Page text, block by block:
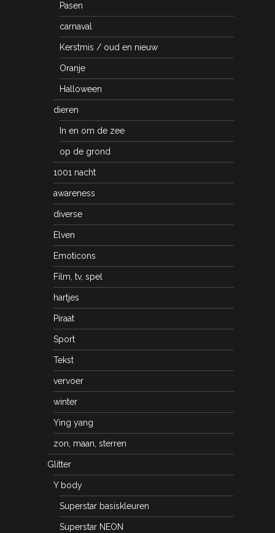
Pasen
carnaval
Kerstmis / oud en nieuw
Oranje
Halloween
dieren
In en om de zee
op de grond
1001 nacht
awareness
diverse
Elven
Emoticons
Film, tv, spel
hartjes
Piraat
Sport
Tekst
vervoer
winter
Ying yang
zon, maan, sterren
Glitter
Y body
Superstar basiskleuren
Superstar NEON